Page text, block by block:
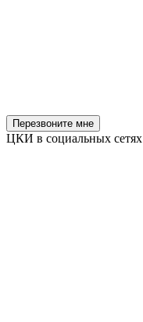
Перезвоните мне
ЦКИ в социальных сетях